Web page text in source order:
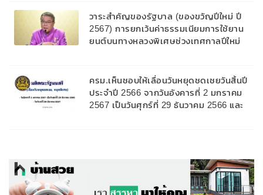
​วาระสำคัญของรัฐบาล (ของขวัญปีใหม่ ปี
2567) การยกเว้นค่าธรรมเนียมการใช้ยาน
ยนต์บนทางหลวงพิเศษช่วงเทศกาลปีใหม่
ครม.เห็นชอบให้เลื่อนวันหยุดชดเชยวันสิ้นปี
ประจำปี 2566 จากวันอังคารที่ 2 มกราคม
2567 เป็นวันศุกร์ที่ 29 ธันวาคม 2566 และ